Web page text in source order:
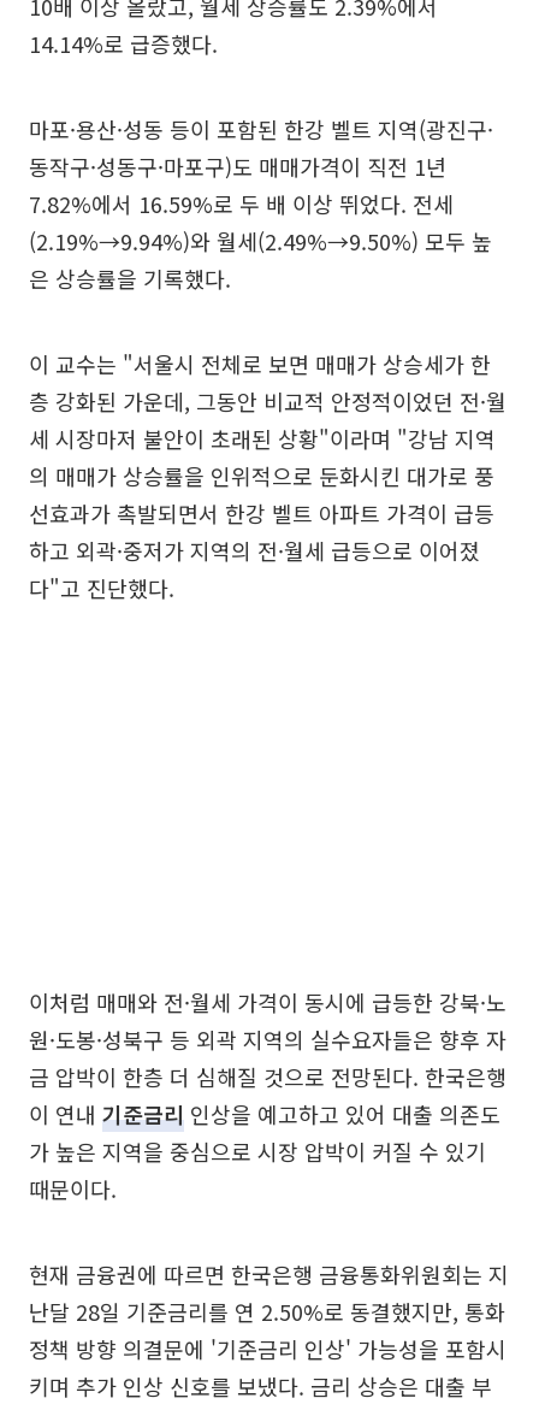
14.14%로 급증했다.
마포·용산·성동 등이 포함된 한강 벨트 지역(광진구·
동작구·성동구·마포구)도 매매가격이 직전 1년
7.82%에서 16.59%로 두 배 이상 뛰었다. 전세
(2.19%→9.94%)와 월세(2.49%→9.50%) 모두 높
은 상승률을 기록했다.
이 교수는 "서울시 전체로 보면 매매가 상승세가 한
층 강화된 가운데, 그동안 비교적 안정적이었던 전·월
세 시장마저 불안이 초래된 상황"이라며 "강남 지역
의 매매가 상승률을 인위적으로 둔화시킨 대가로 풍
선효과가 촉발되면서 한강 벨트 아파트 가격이 급등
하고 외곽·중저가 지역의 전·월세 급등으로 이어졌
다"고 진단했다.
이처럼 매매와 전·월세 가격이 동시에 급등한 강북·노
원·도봉·성북구 등 외곽 지역의 실수요자들은 향후 자
금 압박이 한층 더 심해질 것으로 전망된다. 한국은행
이 연내 기준금리 인상을 예고하고 있어 대출 의존도
가 높은 지역을 중심으로 시장 압박이 커질 수 있기
때문이다.
현재 금융권에 따르면 한국은행 금융통화위원회는 지
난달 28일 기준금리를 연 2.50%로 동결했지만, 통화
정책 방향 의결문에 '기준금리 인상' 가능성을 포함시
키며 추가 인상 신호를 보냈다. 금리 상승은 대출 부